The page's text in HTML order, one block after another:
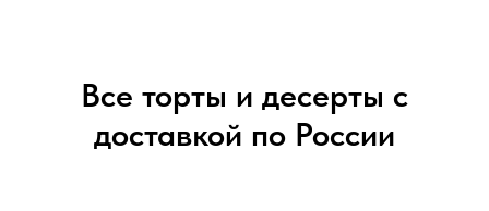
Все торты и десерты с
доставкой по России